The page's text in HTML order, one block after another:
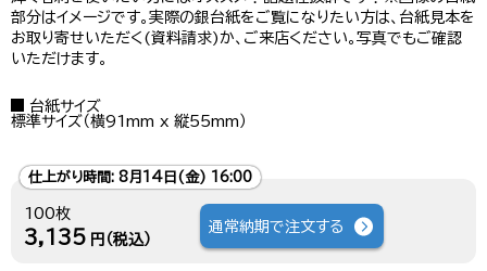
部分はイメージです。実際の銀台紙をご覧になりたい方は、台紙見本を
お取り寄せいただく(資料請求)か、ご来店ください。写真でもご確認
いただけます。
台紙サイズ
標準サイズ（横91mm x 縦55mm）
仕上がり時間: 8月14日(金) 16:00
100枚
3,135 円（税込）
通常納期で注文する